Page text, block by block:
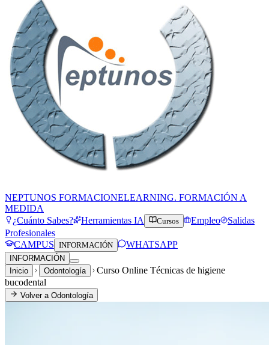
NEPTUNOS FORMACIONELEARNING. FORMACIÓN A
MEDIDA
¿Cuánto Sabes?
Herramientas IA Cursos Empleo
Salidas
Profesionales
CAMPUS INFORMACIÓN WHATSAPP
INFORMACIÓN
Inicio
Odontología
Curso Online Técnicas de higiene
bucodental
Volver a Odontología